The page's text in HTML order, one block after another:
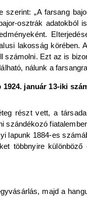
szerint: „A farsang
osztrák adatokból
lakosság körében.
számolni. Ezt az is
nálunk a
január 13-iki
részt vett, a
szándékozó
lapunk 1884-es
többnyire
majd a